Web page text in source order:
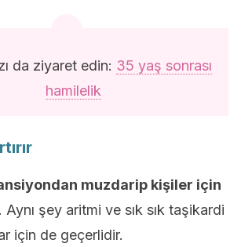
da ziyaret edin: 35 yaş sonrası
hamilelik
muzdarip kişiler için
. Aynı şey aritmi ve sık sık taşikardi
için de geçerlidir.